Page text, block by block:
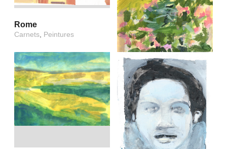
Rome
Carnets, Peintures
Été
Carnets,Peintures